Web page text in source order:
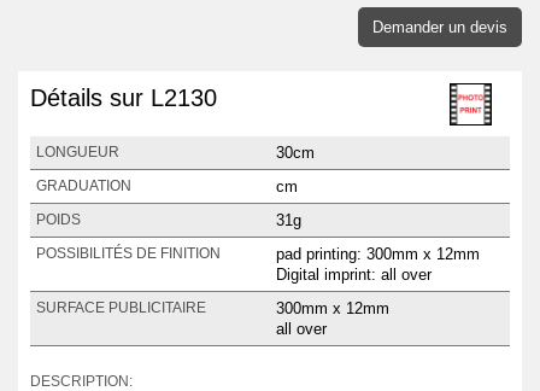
Demander un devis
Détails sur L2130
LONGUEUR 30cm
GRADUATION cm
POIDS 31g
POSSIBILITÉS DE FINITION
pad printing: 300mm x 12mm
Digital imprint: all over
SURFACE PUBLICITAIRE
300mm x 12mm
all over
DESCRIPTION: